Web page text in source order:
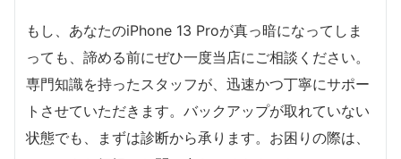
もし、あなたのiPhone 13 Proが真っ暗になってしま
っても、諦める前にぜひ一度当店にご相談ください。
専門知識を持ったスタッフが、迅速かつ丁寧にサポー
トさせていただきます。バックアップが取れていない
状態でも、まずは診断から承ります。お困りの際は、